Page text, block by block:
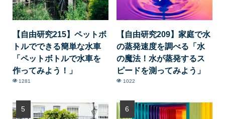
【自由研究215】ペットボ
トルでできる簡単な水車
「ペットボトルで水車を
作ってみよう！」
1281
【自由研究209】家庭で水
の蒸発速度を調べる「水
の魔法！水が蒸発するス
ピードを測ってみよう」
1022